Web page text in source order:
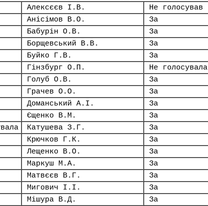
Алексєєв І.В.
Не голосував
Анісімов В.О.
За
Бабурін О.В.
За
Борщевський В.В.
За
Буйко Г.В.
За
Гінзбург О.П.
Не голосувала
Голуб О.В.
За
Грачев О.О.
За
Доманський А.І.
За
Єщенко В.М.
За
Катушева З.Г.
За
Крючков Г.К.
За
Лещенко В.О.
За
Маркуш М.А.
За
Матвєєв В.Г.
За
Мигович І.І.
За
Мішура В.Д.
За